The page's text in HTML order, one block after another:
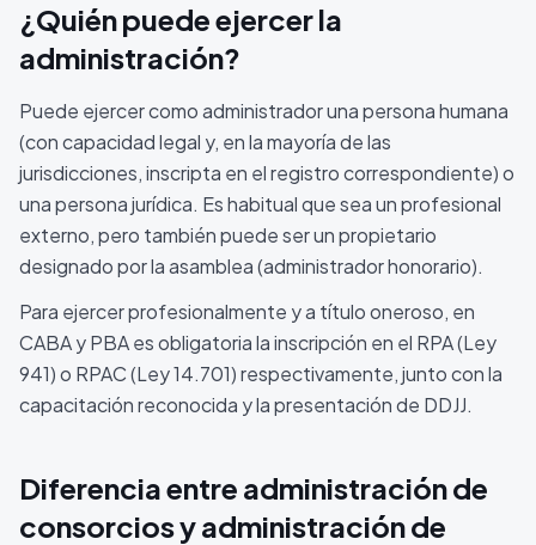
¿Quién puede ejercer la
administración?
Puede ejercer como administrador una persona humana
(con capacidad legal y, en la mayoría de las
jurisdicciones, inscripta en el registro correspondiente) o
una persona jurídica. Es habitual que sea un profesional
externo, pero también puede ser un propietario
designado por la asamblea (administrador honorario).
Para ejercer profesionalmente y a título oneroso, en
CABA y PBA es obligatoria la inscripción en el RPA (Ley
941) o RPAC (Ley 14.701) respectivamente, junto con la
capacitación reconocida y la presentación de DDJJ.
Diferencia entre administración de
consorcios y administración de